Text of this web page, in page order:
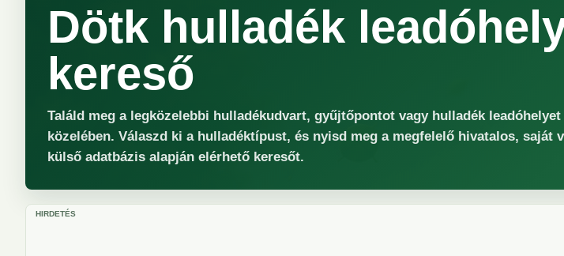
Dötk hulladék
kereső
Találd meg a legközelebbi hulladékudvart, gyűjtőpontot vagy hulladék leadóhelyet
közelében. Válaszd ki a hulladéktípust, és nyisd meg a megfelelő hivatalos, saját
külső adatbázis alapján elérhető keresőt.
HIRDETÉS